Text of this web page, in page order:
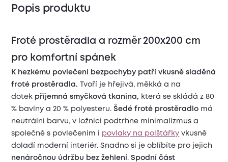
Popis produktu
Froté prostěradla a rozměr 200x200 cm
pro komfortní spánek
K hezkému povlečení bezpochyby patří vkusně sladěná
froté prostěradla.Tvoří je hřejivá, měkká a na
dotek příjemná smyčková tkanina, která se skládá z 80
% bavlny a 20 % polyesteru.Šedé froté prostěradlo má
neutrální barvu, v ložnici podtrhne minimalizmus a
společně s povlečením i povlaky na polštářky vkusně
doladí moderní interiér. Snadno si je oblíbíte pro jejich
nenáročnou údržbu bez žehlení. Spodní část